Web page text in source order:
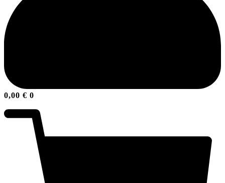
0,00 € 0